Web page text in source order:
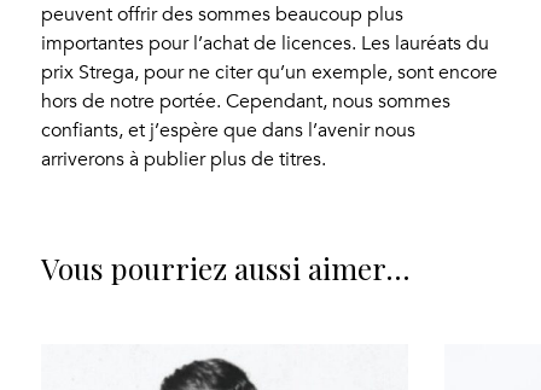
peuvent offrir des sommes beaucoup plus
importantes pour l’achat de licences. Les lauréats du
prix Strega, pour ne citer qu’un exemple, sont encore
hors de notre portée. Cependant, nous sommes
confiants, et j’espère que dans l’avenir nous
arriverons à publier plus de titres.
Vous pourriez aussi aimer…